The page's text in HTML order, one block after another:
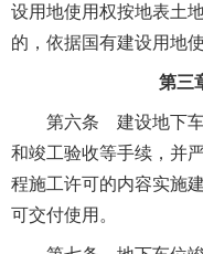
设用地使用权按地表土
的，依据国有建设用地
第三
第六条 建设地下
和竣工验收等手续，并
程施工许可的内容实施
可交付使用。